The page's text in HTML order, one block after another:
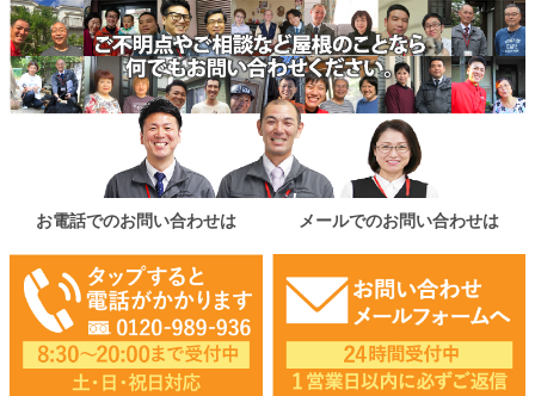
お電話でのお問い合わせは メールでのお問い合わせは